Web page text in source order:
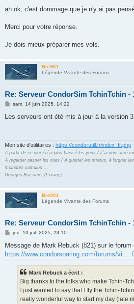
s
g
ah ok, c'est dommage que je n'y ai pas
Merci pour votre réponse.
Je dois mieux préparer mes vols.
Bre901
Légende Vivante des Forums
Re: Serveur CondorSim TchinTchin -
M
s
sam. 14 juin 2025, 14:22
Les serveurs ont été mis à jour à la version
Mon site d'utilitaires : https://condorutill.fr/index_fr.php
A partir de ce jour j´n´ai plus baissé les yeux / J´ai consacré
A regarder passer les nues / A guetter les stratus, à lorgner
moindres cumulus ...
Georges Brassens (L'orage)
Bre901
Légende Vivante des Forums
Re: Serveur CondorSim TchinTchin -
M
s
a
jeu. 10 juil. 2025, 23:10
Message de Mark Rebuck (821) sur le forum
https://www.condorsoaring.com/forums/vi ...
Mark Rebuck a écrit :
Big thanks to the folks who make Tchin-
I just wanted to say that I fly the Tchin-
really wonderful way to start my day (late